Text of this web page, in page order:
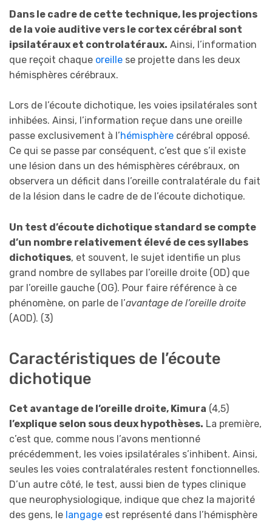
Dans le cadre de cette technique, les projections
de la voie auditive vers le cortex cérébral sont
ipsilatéraux et controlatéraux. Ainsi, l’information
que reçoit chaque oreille se projette dans les deux
hémisphères cérébraux.
Lors de l’écoute dichotique, les voies ipsilatérales sont
inhibées. Ainsi, l’information reçue dans une oreille
passe exclusivement à l’hémisphère cérébral opposé.
Ce qui se passe par conséquent, c’est que s’il existe
une lésion dans un des hémisphères cérébraux, on
observera un déficit dans l’oreille contralatérale du fait
de la lésion dans le cadre de de l’écoute dichotique.
Un test d’écoute dichotique standard se compte
d’un nombre relativement élevé de ces syllabes
dichotiques, et souvent, le sujet identifie un plus
grand nombre de syllabes par l’oreille droite (OD) que
par l’oreille gauche (OG). Pour faire référence à ce
phénomène, on parle de l’avantage de l’oreille droite
(AOD). (3)
Caractéristiques de l’écoute
dichotique
Cet avantage de l’oreille droite, Kimura (4,5)
l’explique selon sous deux hypothèses. La première,
c’est que, comme nous l’avons mentionné
précédemment, les voies ipsilatérales s’inhibent. Ainsi,
seules les voies contralatérales restent fonctionnelles.
D’un autre côté, le test, aussi bien de types clinique
que neurophysiologique, indique que chez la majorité
des gens, le langage est représenté dans l’hémisphère